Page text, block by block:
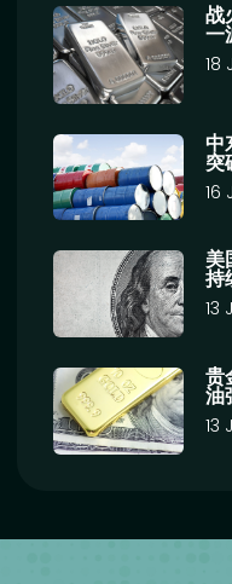
战
一
18
中
突
16
美
持
13
贵
油
13